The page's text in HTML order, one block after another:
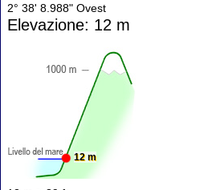
2° 38' 8.988" Ovest
Elevazione: 12 m
12 m